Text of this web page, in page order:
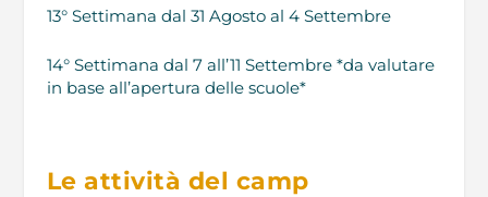
13° Settimana dal 31 Agosto al 4 Settembre
14° Settimana dal 7 all’11 Settembre *da valutare
in base all’apertura delle scuole*
Le attività del camp